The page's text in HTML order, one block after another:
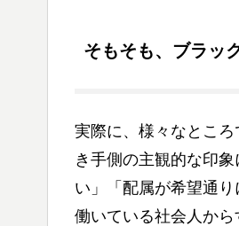
そもそも、ブラッ
実際に、様々なとこ
き手側の主観的な印
い」「配属が希望通
働いている社会人か